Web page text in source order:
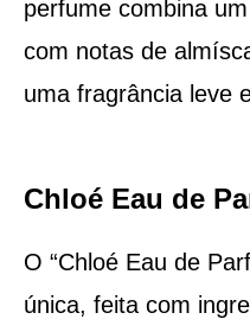
perfume combina
com notas de
uma fragrância leve
Chloé Eau de
O “Chloé Eau de
única, feita com